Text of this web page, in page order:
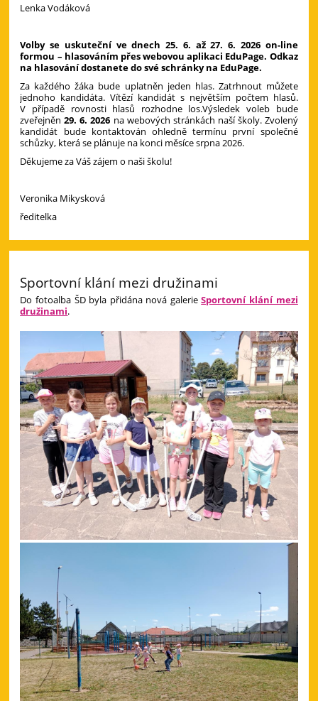
Lenka Vodáková
Volby se uskuteční ve dnech 25. 6. až 27. 6. 2026 on-line
formou – hlasováním přes webovou aplikaci EduPage. Odkaz
na hlasování dostanete do své schránky na EduPage.
Za každého žáka bude uplatněn jeden hlas. Zatrhnout můžete
jednoho kandidáta. Vítězí kandidát s největším počtem hlasů.
V případě rovnosti hlasů rozhodne los.Výsledek voleb bude
zveřejněn 29. 6. 2026 na webových stránkách naší školy. Zvolený
kandidát bude kontaktován ohledně termínu první společné
schůzky, která se plánuje na konci měsíce srpna 2026.
Děkujeme za Váš zájem o naši školu!
Veronika Mikysková
ředitelka
Sportovní klání mezi družinami
Do fotoalba ŠD byla přidána nová galerieSportovní klání mezi
družinami.